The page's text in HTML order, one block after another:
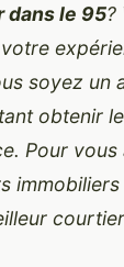
dans le 95?
soyez un
obtenir
Pour vous
immobiliers